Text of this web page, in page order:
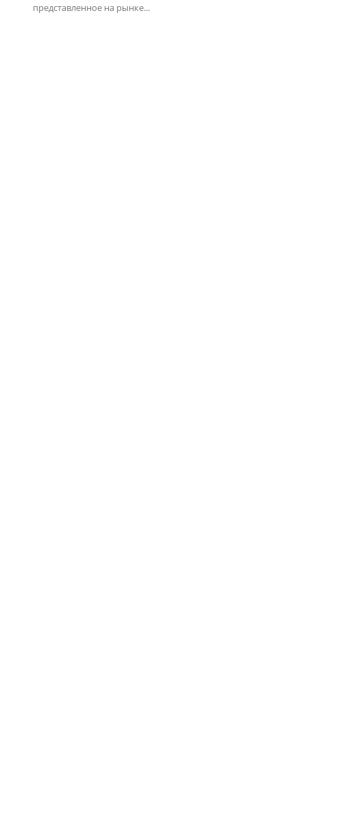
представленное на рынке...